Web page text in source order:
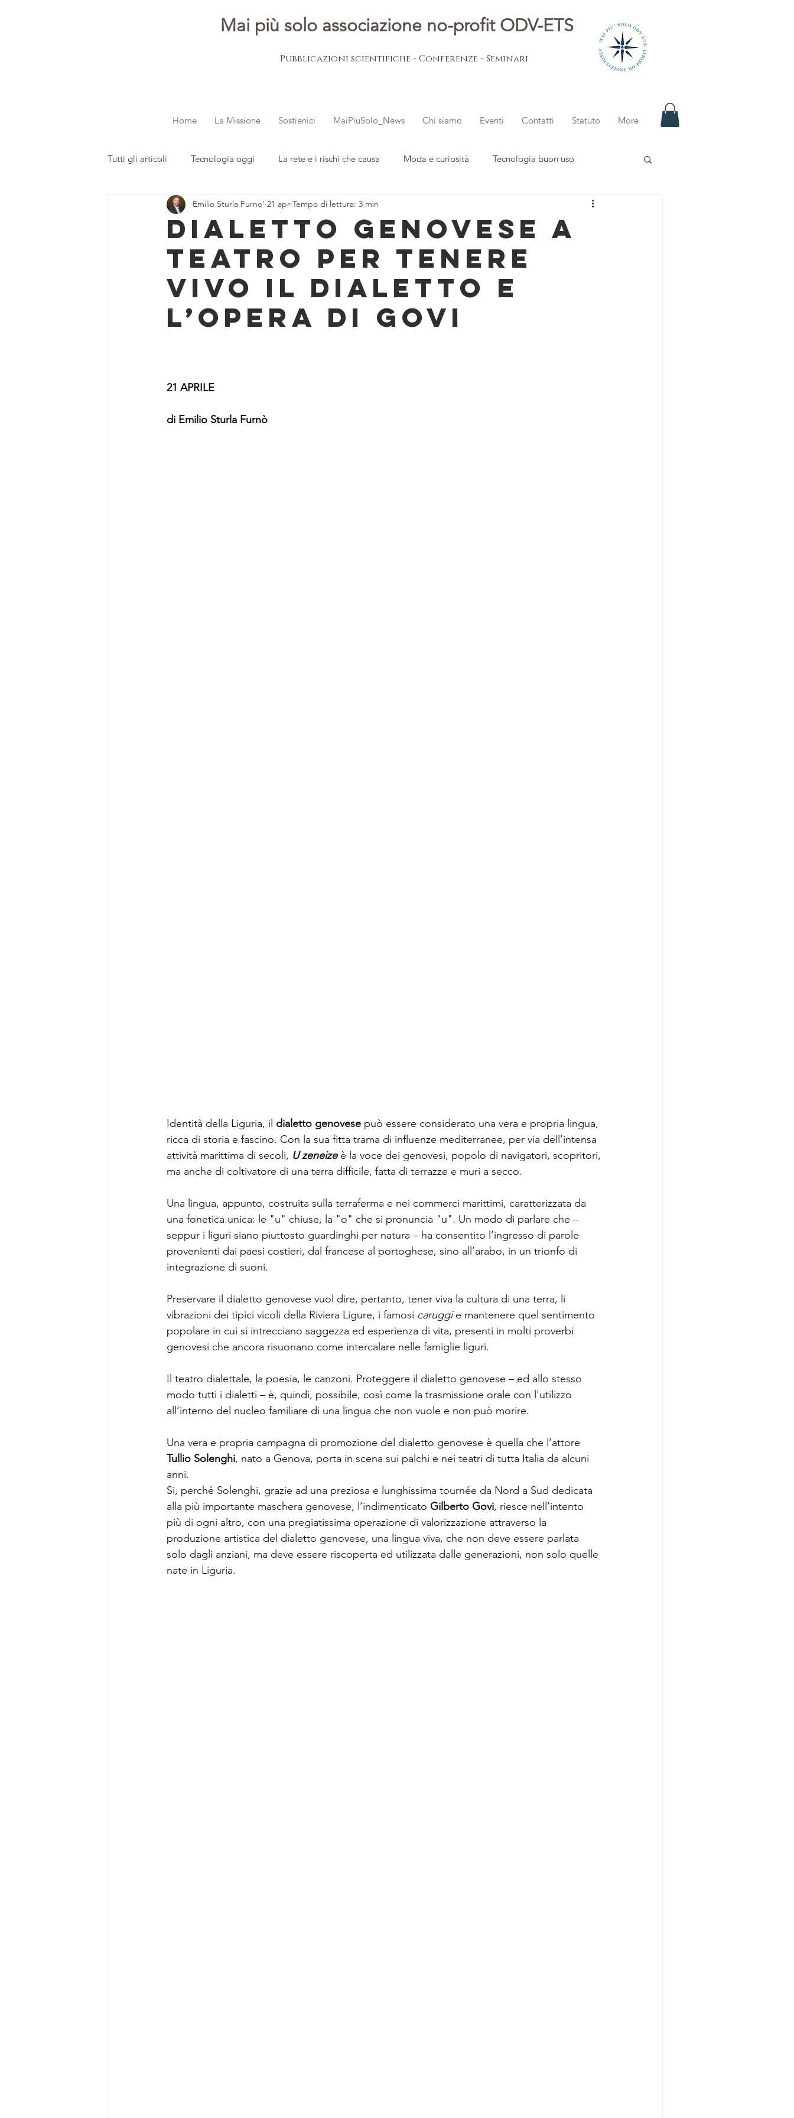
Mai più solo associazione no-profit ODV-ETS
Pubblicazioni scientifiche - Conferenze - Seminari
Home La Missione Sostienici MaiPiuSolo_News Chi siamo Eventi Contatti Statuto More
Tutti gli articoli Tecnologia oggi La rete e i rischi che causa Moda e curiosità Tecnologia buon uso
dalla redazione Parola ai giovani L'esperto risponde
DIALETTO GENOVESE A
TEATRO PER TENERE
VIVO IL DIALETTO E
L’OPERA DI GOVI
Emilio Sturla Furno' 21 apr Tempo di lettura: 3 min
21 APRILE
di Emilio Sturla Furnò
Identità della Liguria, il dialetto genovese può essere considerato una vera e propria lingua,
ricca di storia e fascino. Con la sua fitta trama di influenze mediterranee, per via dell’intensa
attività marittima di secoli, U zeneize è la voce dei genovesi, popolo di navigatori, scopritori,
ma anche di coltivatore di una terra difficile, fatta di terrazze e muri a secco.
Una lingua, appunto, costruita sulla terraferma e nei commerci marittimi, caratterizzata da
una fonetica unica: le "u" chiuse, la "o" che si pronuncia "u". Un modo di parlare che –
seppur i liguri siano piuttosto guardinghi per natura – ha consentito l’ingresso di parole
provenienti dai paesi costieri, dal francese al portoghese, sino all’arabo, in un trionfo di
integrazione di suoni.
Preservare il dialetto genovese vuol dire, pertanto, tener viva la cultura di una terra, li
vibrazioni dei tipici vicoli della Riviera Ligure, i famosi caruggi e mantenere quel sentimento
popolare in cui si intrecciano saggezza ed esperienza di vita, presenti in molti proverbi
genovesi che ancora risuonano come intercalare nelle famiglie liguri.
Il teatro dialettale, la poesia, le canzoni. Proteggere il dialetto genovese – ed allo stesso
modo tutti i dialetti – è, quindi, possibile, così come la trasmissione orale con l'utilizzo
all’interno del nucleo familiare di una lingua che non vuole e non può morire.
Una vera e propria campagna di promozione del dialetto genovese è quella che l’attore
Tullio Solenghi, nato a Genova, porta in scena sui palchi e nei teatri di tutta Italia da alcuni
anni.
Si, perché Solenghi, grazie ad una preziosa e lunghissima tournée da Nord a Sud dedicata
alla più importante maschera genovese, l’indimenticato Gilberto Govi, riesce nell’intento
più di ogni altro, con una pregiatissima operazione di valorizzazione attraverso la
produzione artistica del dialetto genovese, una lingua viva, che non deve essere parlata
solo dagli anziani, ma deve essere riscoperta ed utilizzata dalle generazioni, non solo quelle
nate in Liguria.